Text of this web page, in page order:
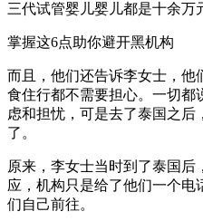
三代试管婴儿婴儿都是十余万
掌握这6点助你避开黑机构
而且，他们还告诉李女士，他
食住行都不需要担心。一切都
虑和担忧，可是去了泰国之
了。
原来，李女士当时到了泰国
应，机构只是给了他们一个
们自己前往。